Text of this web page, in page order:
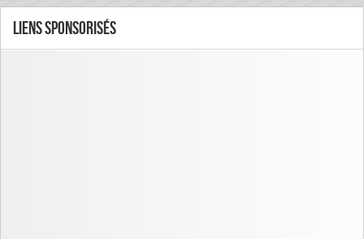
Liens Sponsorisés